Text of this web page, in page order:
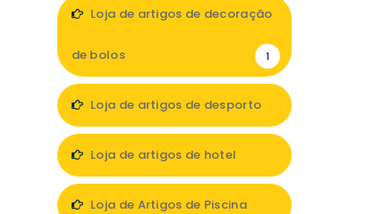
Loja de artigos de decoração
de bolos 1
Loja de artigos de desporto
Loja de artigos de hotel
Loja de Artigos de Piscina